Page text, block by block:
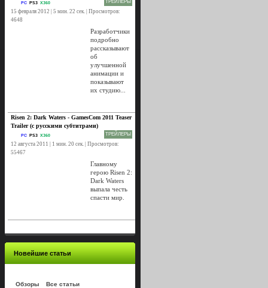
ТРЕЙЛЕРЫ
PC PS3 X360
15 февраля 2012 | 5 мин. 22 сек. | Просмотров:
4648
Разработчики
подробно
рассказывают
об
улучшенной
анимации и
показывают
их студию...
Risen 2: Dark Waters - GamesCom 2011 Teaser
Trailer (с русскими субтитрами)
ТРЕЙЛЕРЫ
PC PS3 X360
12 августа 2011 | 1 мин. 20 сек. | Просмотров:
55467
Главному
герою Risen 2:
Dark Waters
выпала честь
спасти мир.
Новейшие статьи
Обзоры
Все статьи